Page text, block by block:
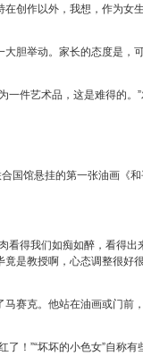
创作以外，我想，作为女
胆举动。家长的态度是，
件艺术品，这是难得的。”
国馆悬挂的第一张油画《
看得我们如痴如醉，看得出
是教授啊，心态调整很好
赛克。他站在油画或门前
！”“坏坏的小色女”自称有